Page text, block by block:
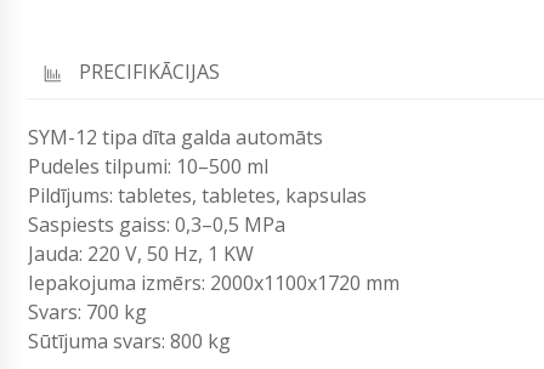
PRECIFIKĀCIJAS
SYM-12 tipa dīta galda automāts
Pudeles tilpumi: 10–500 ml
Pildījums: tabletes, tabletes, kapsulas
Saspiests gaiss: 0,3–0,5 MPa
Jauda: 220 V, 50 Hz, 1 KW
Iepakojuma izmērs: 2000x1100x1720 mm
Svars: 700 kg
Sūtījuma svars: 800 kg